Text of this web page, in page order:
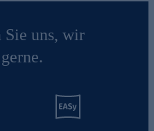
uns, wir